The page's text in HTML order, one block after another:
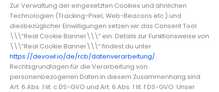
Zur Verwaltung der eingesetzten Cookies und ähnlichen
Technologien (Tracking-Pixel, Web-Beacons etc.) und
diesbezüglicher Einwilligungen setzen wir das Consent Tool
\\\“Real Cookie Banner\\\“ ein. Details zur Funktionsweise von
\\\“Real Cookie Banner\\\“ findest du unter
https://devowl.io/de/rcb/datenverarbeitung/.
Rechtsgrundlagen für die Verarbeitung von
personenbezogenen Daten in diesem Zusammenhang sind
Art. 6 Abs. 1 lit. c DS-GVO und Art. 6 Abs. 1 lit. f DS-GVO. Unser